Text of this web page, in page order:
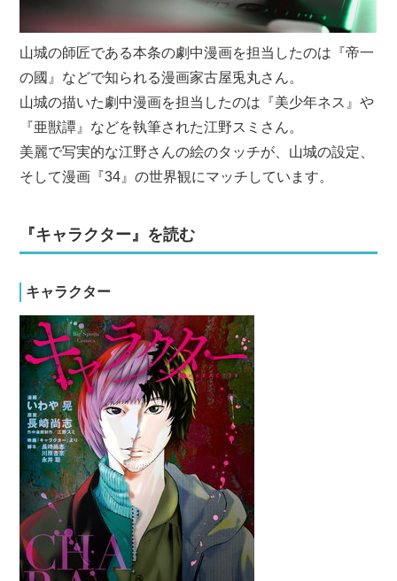
山城の師匠である本条の劇中漫画を担当したのは『帝一
の國』などで知られる漫画家古屋兎丸さん。
山城の描いた劇中漫画を担当したのは『美少年ネス』や
『亜獣譚』などを執筆された江野スミさん。
美麗で写実的な江野さんの絵のタッチが、山城の設定、
そして漫画『34』の世界観にマッチしています。
『キャラクター』を読む
キャラクター